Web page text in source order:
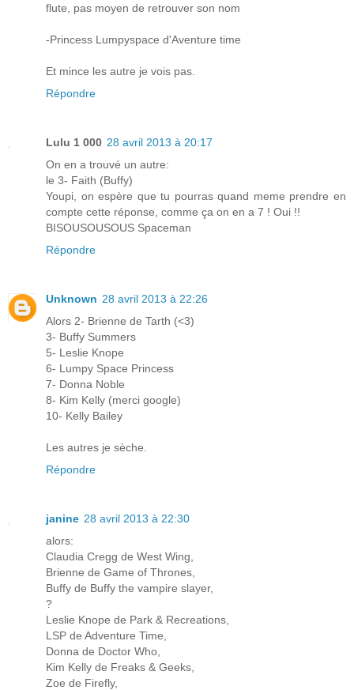
flute, pas moyen de retrouver son nom
-Princess Lumpyspace d'Aventure time
Et mince les autre je vois pas.
Répondre
Lulu 1 000 28 avril 2013 à 20:17
On en a trouvé un autre:
le 3- Faith (Buffy)
Youpi, on espère que tu pourras quand meme prendre en
compte cette réponse, comme ça on en a 7 ! Oui !!
BISOUSOUSOUS Spaceman
Répondre
Unknown 28 avril 2013 à 22:26
Alors 2- Brienne de Tarth (<3)
3- Buffy Summers
5- Leslie Knope
6- Lumpy Space Princess
7- Donna Noble
8- Kim Kelly (merci google)
10- Kelly Bailey
Les autres je sèche.
Répondre
janine 28 avril 2013 à 22:30
alors:
Claudia Cregg de West Wing,
Brienne de Game of Thrones,
Buffy de Buffy the vampire slayer,
?
Leslie Knope de Park & Recreations,
LSP de Adventure Time,
Donna de Doctor Who,
Kim Kelly de Freaks & Geeks,
Zoe de Firefly,